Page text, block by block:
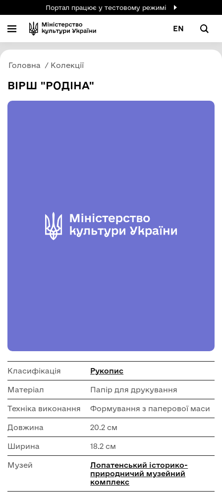
Портал працює у тестовому режимі
EN
Головна Колекції
ВІРШ "РОДІНА"
Класифікація Рукопис
Матеріал Папір для друкування
Техніка виконання Формування з паперової маси
Довжина 20.2 см
Ширина 18.2 см
Музей
Лопатенський історико-
природничий музейний
комплекс